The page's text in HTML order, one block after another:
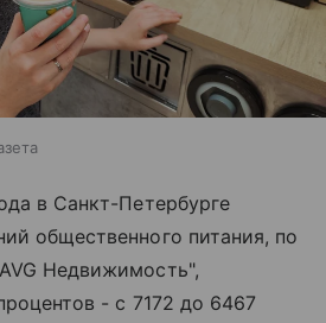
в Санкт-Петербурге
общественного питания, по
Недвижимость",
- с 7172 до 6467